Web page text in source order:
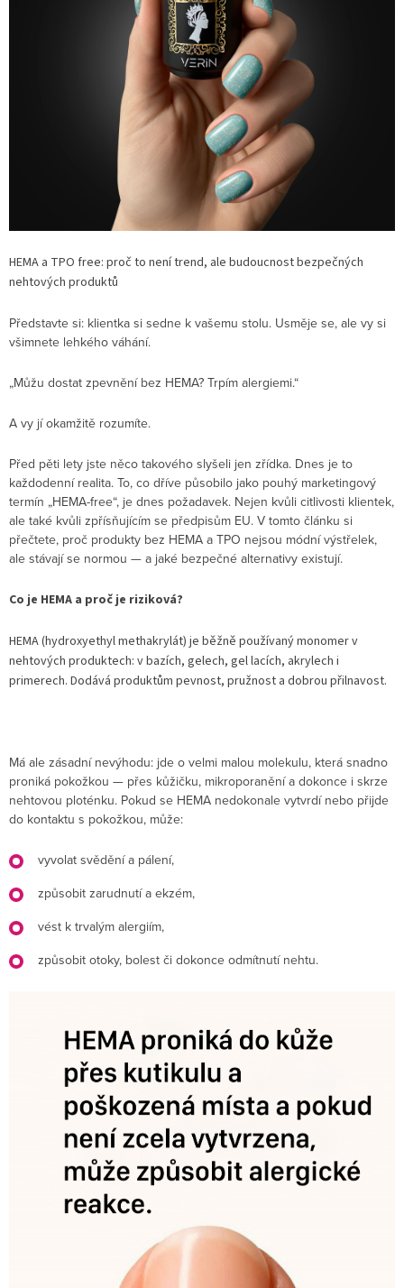
HEMA a TPO free: proč to není trend, ale budoucnost bezpečných
nehtových produktů
Představte si: klientka si sedne k vašemu stolu. Usměje se, ale vy si
všimnete lehkého váhání.
„Můžu dostat zpevnění bez HEMA? Trpím alergiemi.“
A vy jí okamžitě rozumíte.
Před pěti lety jste něco takového slyšeli jen zřídka. Dnes je to
každodenní realita. To, co dříve působilo jako pouhý marketingový
termín „HEMA-free“, je dnes požadavek. Nejen kvůli citlivosti klientek,
ale také kvůli zpřísňujícím se předpisům EU. V tomto článku si
přečtete, proč produkty bez HEMA a TPO nejsou módní výstřelek,
ale stávají se normou — a jaké bezpečné alternativy existují.
Co je HEMA a proč je riziková?
HEMA (hydroxyethyl methakrylát) je běžně používaný monomer v
nehtových produktech: v bazích, gelech, gel lacích, akrylech i
primerech. Dodává produktům pevnost, pružnost a dobrou přilnavost.
Má ale zásadní nevýhodu: jde o velmi malou molekulu, která snadno
proniká pokožkou — přes kůžičku, mikroporanění a dokonce i skrze
nehtovou ploténku. Pokud se HEMA nedokonale vytvrdí nebo přijde
do kontaktu s pokožkou, může:
vyvolat svědění a pálení,
způsobit zarudnutí a ekzém,
vést k trvalým alergiím,
způsobit otoky, bolest či dokonce odmítnutí nehtu.